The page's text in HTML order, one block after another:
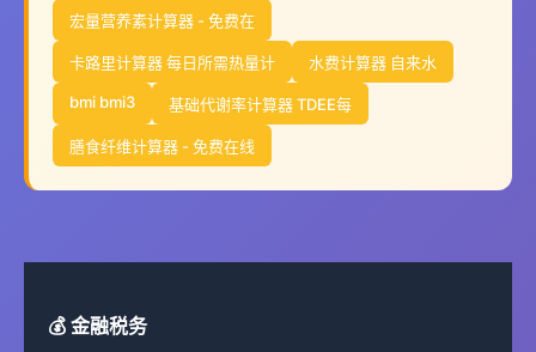
宏量营养素计算器 - 免费在
卡路里计算器 每日所需热量计 水费计算器 自来水
bmi bmi3 基础代谢率计算器 TDEE每
膳食纤维计算器 - 免费在线
💰 金融税务